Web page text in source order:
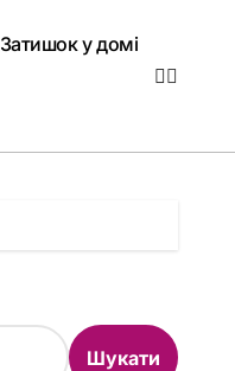
Затишок у домі
Шукати